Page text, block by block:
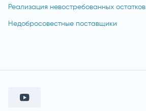
Реализация невостребованных остатков
Недобросовестные поставщики